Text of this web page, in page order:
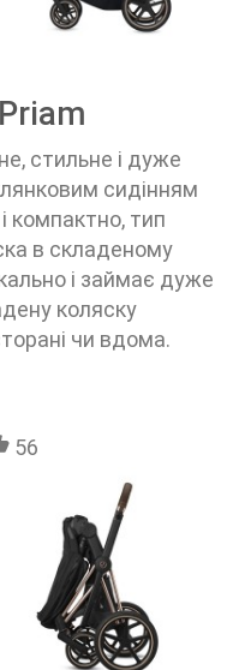
стильне і дуже
сидінням
компактно, тип
в складеному
і займає дуже
коляску
чи вдома.
56